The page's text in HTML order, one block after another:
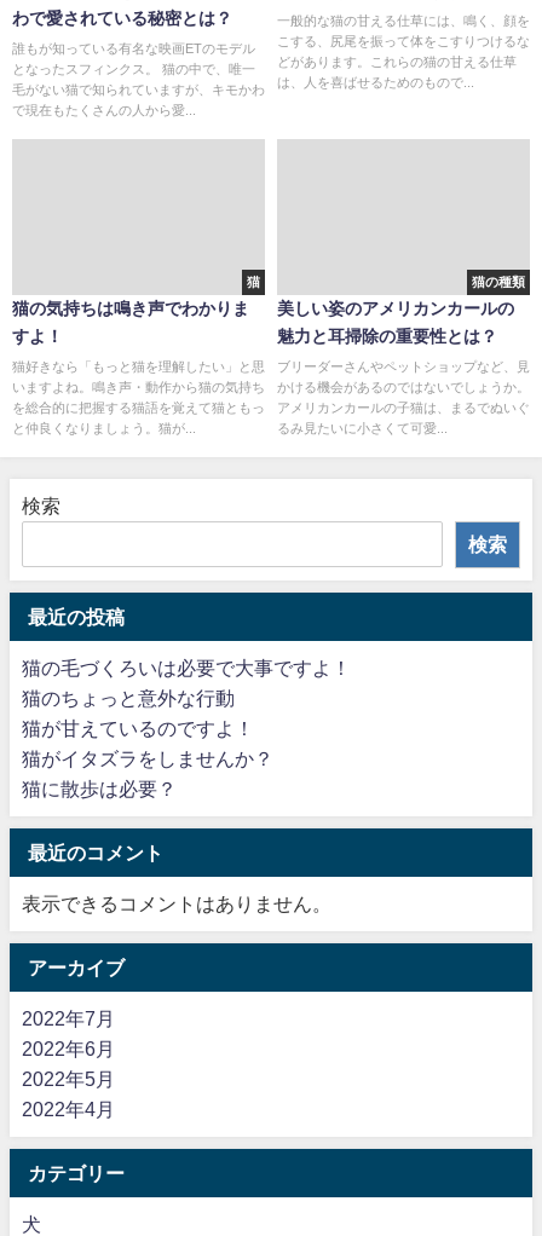
わで愛されている秘密とは？
誰もが知っている有名な映画ETのモデル
となったスフィンクス。 猫の中で、唯一
毛がない猫で知られていますが、キモかわ
で現在もたくさんの人から愛...
一般的な猫の甘える仕草には、鳴く、顔を
こする、尻尾を振って体をこすりつけるな
どがあります。これらの猫の甘える仕草
は、人を喜ばせるためのもので...
猫
猫の気持ちは鳴き声でわかりま
すよ！
猫好きなら「もっと猫を理解したい」と思
いますよね。鳴き声・動作から猫の気持ち
を総合的に把握する猫語を覚えて猫ともっ
と仲良くなりましょう。猫が...
猫の種類
美しい姿のアメリカンカールの
魅力と耳掃除の重要性とは？
ブリーダーさんやペットショップなど、見
かける機会があるのではないでしょうか。
アメリカンカールの子猫は、まるでぬいぐ
るみ見たいに小さくて可愛...
検索
検索
最近の投稿
猫の毛づくろいは必要で大事ですよ！
猫のちょっと意外な行動
猫が甘えているのですよ！
猫がイタズラをしませんか？
猫に散歩は必要？
最近のコメント
表示できるコメントはありません。
アーカイブ
2022年7月
2022年6月
2022年5月
2022年4月
カテゴリー
犬